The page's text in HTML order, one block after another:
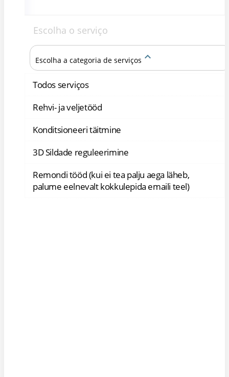
Escolha o serviço
Escolha a categoria de serviços keyboard_arrow_up
Todos serviços
Rehvi- ja veljetööd
Konditsioneeri täitmine
3D Sildade reguleerimine
Remondi tööd (kui ei tea palju aega läheb,
palume eelnevalt kokkulepida emaili teel)